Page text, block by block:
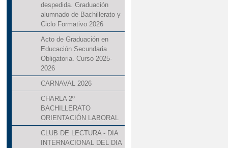
despedida. Graduación
alumnado de Bachillerato y
Ciclo Formativo 2026
Acto de Graduación en
Educación Secundaria
Obligatoria. Curso 2025-
2026
CARNAVAL 2026
CHARLA 2º
BACHILLERATO
ORIENTACIÓN LABORAL
CLUB DE LECTURA - DIA
INTERNACIONAL DEL DIA